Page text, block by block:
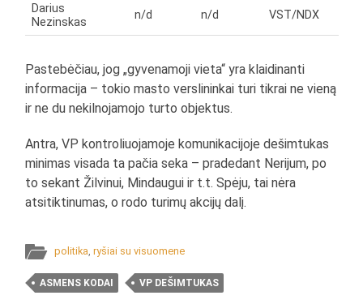
Darius
Nezinskas
n/d n/d VST/NDX
Pastebėčiau, jog „gyvenamoji vieta“ yra klaidinanti
informacija – tokio masto verslininkai turi tikrai ne vieną
ir ne du nekilnojamojo turto objektus.
Antra, VP kontroliuojamoje komunikacijoje dešimtukas
minimas visada ta pačia seka – pradedant Nerijum, po
to sekant Žilvinui, Mindaugui ir t.t. Spėju, tai nėra
atsitiktinumas, o rodo turimų akcijų dalį.
politika ,ryšiai su visuomene
ASMENS KODAI VP DEŠIMTUKAS